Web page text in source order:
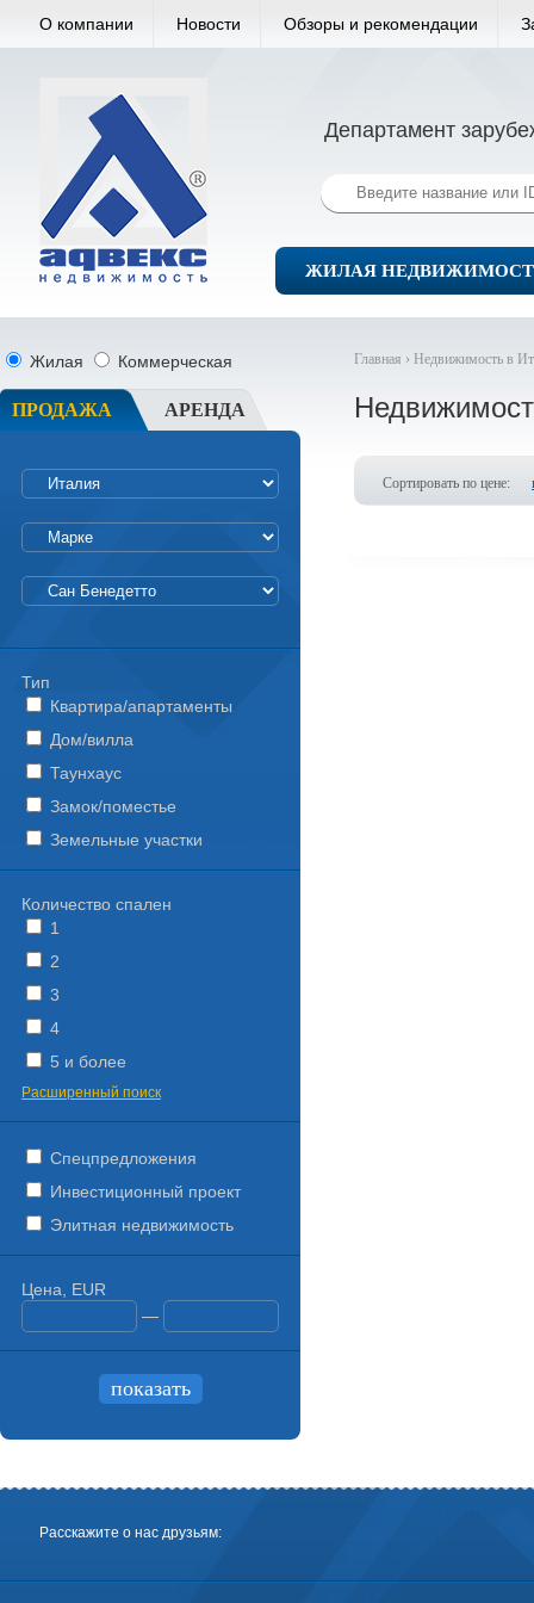
О компании Новости Обзоры и рекомендации
Департамент
ЖИЛАЯ
Главная › Недвижимость в
Сортировать по цене:
Жилая Коммерческая
ПРОДАЖА АРЕНДА
Тип
Квартира/апартаменты
Дом/вилла
Таунхаус
Замок/поместье
Земельные участки
Количество спален
1
2
3
4
5 и более
Расширенный поиск
Спецпредложения
Инвестиционный проект
Элитная недвижимость
Цена, EUR
—
Расскажите о нас друзьям: